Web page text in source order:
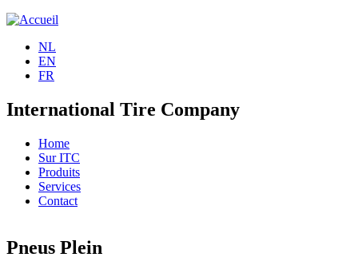
Jump to navigation
NL
EN
FR
International Tire Company
Home
Sur ITC
Produits
Services
Contact
Pneus Plein